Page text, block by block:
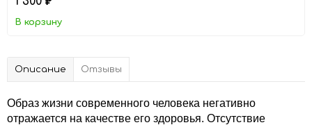
В корзину
Описание Отзывы
Образ жизни современного человека негативно
отражается на качестве его здоровья. Отсутствие